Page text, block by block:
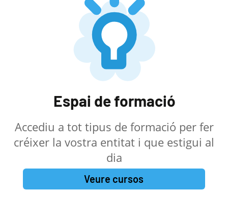
Espai de formació
Accediu a tot tipus de formació per fer
créixer la vostra entitat i que estigui al
dia
Veure cursos